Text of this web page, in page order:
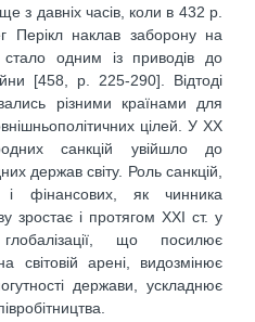
з давніх часів, коли в 432 р.
Перікл наклав заборону на
одним із приводів до
[458, р. 225-290]. Відтоді
різними країнами для
цілей. У XX
санкцій увійшло до
держав світу. Роль санкцій,
і фінансових, як чинника
зростає і протягом ХХІ ст. у
що посилює
світовій арені, видозмінює
держави, ускладнює